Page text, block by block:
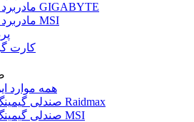
مادربرد گیمینگ GIGABYTE
مادربرد گیمینگ MSI
کارت
همه موارد
صندلی گیمینگ Raidmax
صندلی گیمینگ MSI